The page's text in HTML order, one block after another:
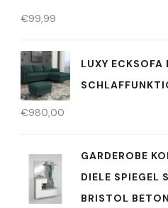
€99,99
LUXY
€980,00
GARDEROBE
DIELE SPIEGEL
BRISTOL